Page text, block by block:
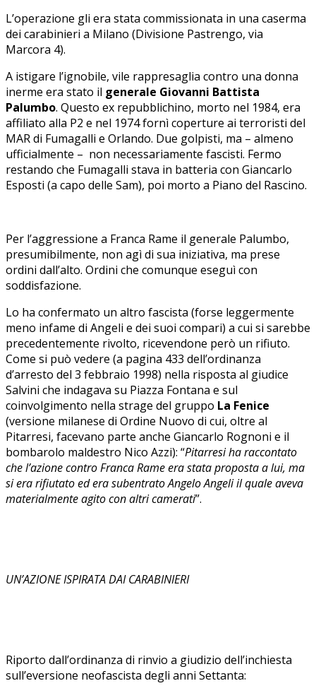
L’operazione gli era stata commissionata in una caserma
dei carabinieri a Milano (Divisione Pastrengo, via
Marcora 4).
A istigare l’ignobile, vile rappresaglia contro una donna
inerme era stato il generale Giovanni Battista
Palumbo. Questo ex repubblichino, morto nel 1984, era
affiliato alla P2 e nel 1974 fornì coperture ai terroristi del
MAR di Fumagalli e Orlando. Due golpisti, ma – almeno
ufficialmente – non necessariamente fascisti. Fermo
restando che Fumagalli stava in batteria con Giancarlo
Esposti (a capo delle Sam), poi morto a Piano del Rascino.
Per l’aggressione a Franca Rame il generale Palumbo,
presumibilmente, non agì di sua iniziativa, ma prese
ordini dall’alto. Ordini che comunque eseguì con
soddisfazione.
Lo ha confermato un altro fascista (forse leggermente
meno infame di Angeli e dei suoi compari) a cui si sarebbe
precedentemente rivolto, ricevendone però un rifiuto.
Come si può vedere (a pagina 433 dell’ordinanza
d’arresto del 3 febbraio 1998) nella risposta al giudice
Salvini che indagava su Piazza Fontana e sul
coinvolgimento nella strage del gruppo La Fenice
(versione milanese di Ordine Nuovo di cui, oltre al
Pitarresi, facevano parte anche Giancarlo Rognoni e il
bombarolo maldestro Nico Azzi): “Pitarresi ha raccontato
che l’azione contro Franca Rame era stata proposta a lui, ma
si era rifiutato ed era subentrato Angelo Angeli il quale aveva
materialmente agito con altri camerati”.
UN’AZIONE ISPIRATA DAI CARABINIERI
Riporto dall’ordinanza di rinvio a giudizio dell’inchiesta
sull’eversione neofascista degli anni Settanta: